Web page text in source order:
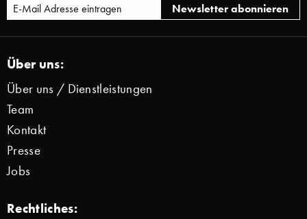
Über uns:
Über uns / Dienstleistungen
Team
Kontakt
Presse
Jobs
Rechtliches: